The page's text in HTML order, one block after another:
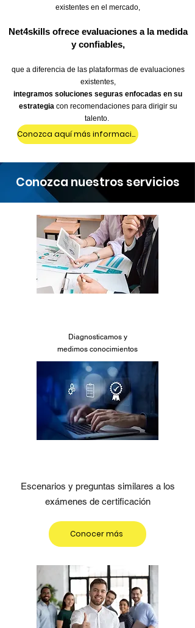
existentes en el mercado,
Net4skills ofrece evaluaciones a la medida
y confiables,
que a diferencia de las plataformas de evaluaciones
existentes,
integramos soluciones seguras enfocadas en su
estrategiacon recomendaciones para dirigir su
talento.
Conozca aquí más información
Conozca nuestros servicios
Diagnosticamos y
medimos conocimientos
Conocer más
Escenarios y preguntas similares a los
exámenes de certificación
Conocer más